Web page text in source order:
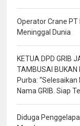
Operator Crane
Meninggal Dunia
KETUA DPD GRIB
TAMBUSAI BUKAN
Purba:
Nama GRIB. Siap
Diduga